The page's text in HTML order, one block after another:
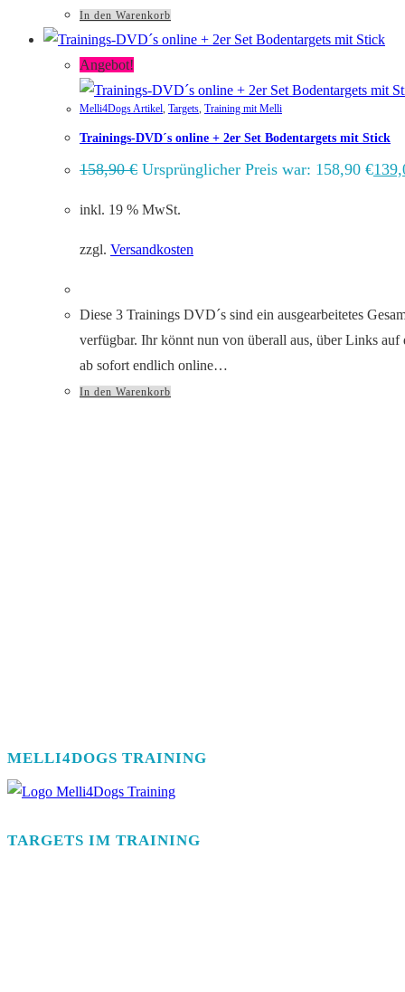
In den Warenkorb
Angebot!
Melli4Dogs Artikel, Targets, Training mit Melli
Trainings-DVD´s online + 2er Set Bodentargets mit Stick
158,90€ Ursprünglicher Preis war: 158,90 €
inkl. 19 % MwSt.
zzgl. Versandkosten
Diese 3 Trainings DVD´s sind ein ausgearbeitetes
verfügbar. Ihr könnt nun von überall aus, über Links auf
ab sofort endlich online…
In den Warenkorb
MELLI4DOGS TRAINING
TARGETS IM TRAINING